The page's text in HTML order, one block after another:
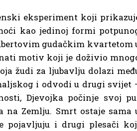
eksperiment koji
kao jedinoj formi
gudačkim kvartetom
motiv koji je doživio
žudi za ljubavlju dolazi
i odvodi u drugi svijet
Djevojka počinje svoj
Zemlju. Smrt ostaje sama
pojavljuju i drugi plesači